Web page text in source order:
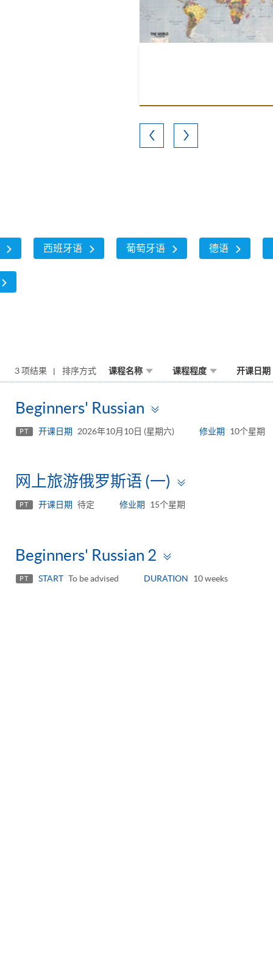
西班牙语 葡萄牙语 德语
3 项结果 排序方式 课程名称 课程程度 开课日期
Beginners' Russian
panel
PT 开课日期 2026年10月10日 (星期六) 修业期 10个星期
网上旅游俄罗斯语 (一)
PT 开课日期 待定 修业期 15个星期
Beginners' Russian 2
panel
PT START To be advised DURATION 10 weeks